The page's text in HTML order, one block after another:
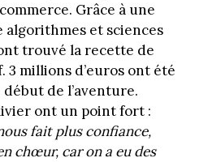
Grâce à une
et sciences
trouvé la recette de
3 millions d’euros ont été
de l’aventure.
ont un point fort :
fait plus confiance,
chœur, car on a eu des